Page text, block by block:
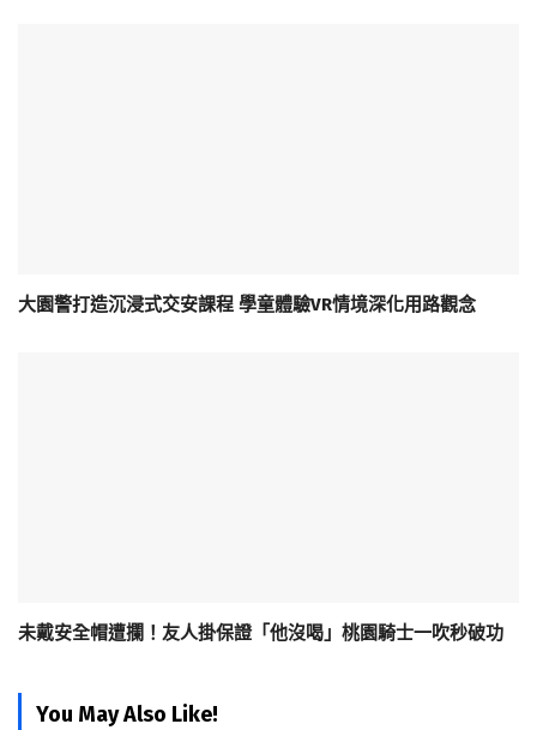
大園警打造沉浸式交安課程 學童體驗VR情境深化用路觀念
未戴安全帽遭攔！友人掛保證「他沒喝」桃園騎士一吹秒破功
You May Also Like!